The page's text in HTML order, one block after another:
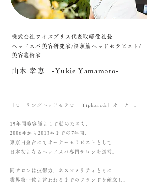
株式会社ワイズブリス代表取締役社長
ヘッドスパ美容研究家/深頭筋ヘッドセラピスト/
美容施術家
山本 幸恵 -Yukie Yamamoto-
「ヒーリングヘッドセラピー Tiphareth」オーナー。
15年間美容師として勤めたのち、
2006年から2013年までの7年間、
東京白金台にてオーナーセラピストとして
日本初となるヘッドスパ専門サロンを運営。
同サロンは技術力、ホスピタリティともに
業界第一位と言われるまでのブランドを確立し、